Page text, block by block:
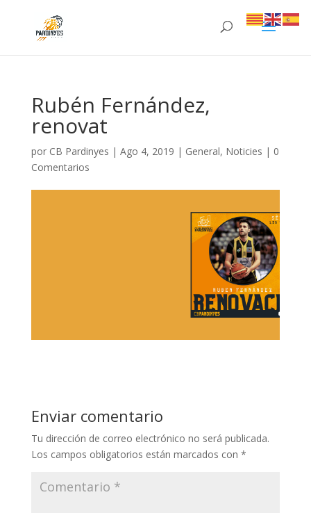
Rubén Fernández,
renovat
por CB Pardinyes | Ago 4, 2019 | General, Noticies | 0
Comentarios
Enviar comentario
Tu dirección de correo electrónico no será publicada.
Los campos obligatorios están marcados con *